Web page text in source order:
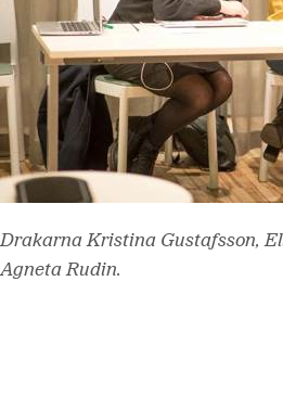
Drakarna Kristina Gustafsson,
Agneta Rudin.